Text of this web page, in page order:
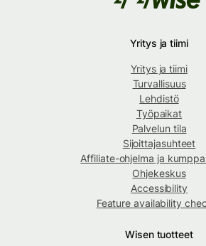
Yritys ja tiimi
Yritys ja tiimi
Turvallisuus
Lehdistö
Työpaikat
Palvelun tila
Sijoittajasuhteet
Affiliate-ohjelma ja
Ohjekeskus
Accessibility
Feature availability
Wisen tuotteet